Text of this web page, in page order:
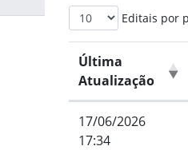
Editais por
Última
Atualização
17/06/2026
17:34